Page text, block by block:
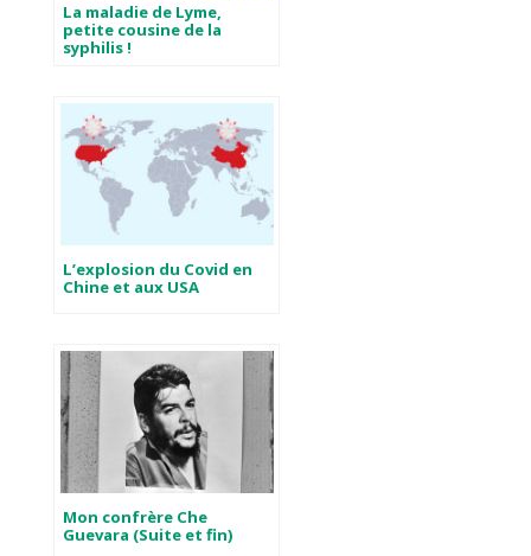
La maladie de Lyme,
petite cousine de la
syphilis !
L’explosion du Covid en
Chine et aux USA
Mon confrère Che
Guevara (Suite et fin)